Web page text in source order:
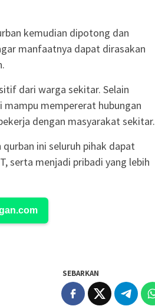
kemudian dipotong dan
manfaatnya dapat dirasakan
dari warga sekitar. Selain
mempererat hubungan
dengan masyarakat sekitar.
qurban ini seluruh pihak dapat
serta menjadi pribadi yang lebih
SEBARKAN